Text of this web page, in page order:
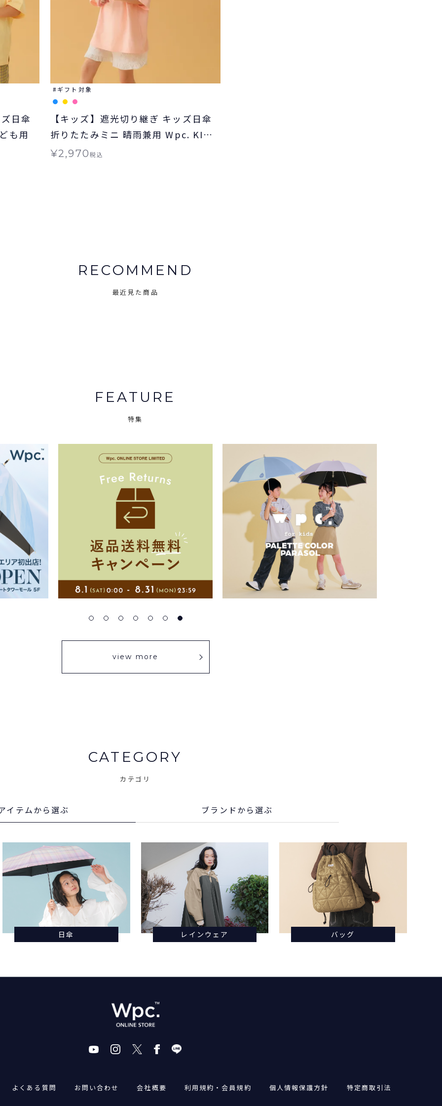
日傘
も用
ギフト対象
【キッズ】遮光切り継ぎ キッズ日傘
折りたたみミニ 晴雨兼用 Wpc. KIDS
子ども用 ギフト対象
¥2,970税込
RECOMMEND
最近見た商品
FEATURE
特集
view more
CATEGORY
カテゴリ
イテムから選ぶ ブランド から選ぶ
日傘 レインウェア バッグ
よくある質問 お問い合わせ 会社概要 利用規約・会員規約 個人情報保護方針 特定商取引法